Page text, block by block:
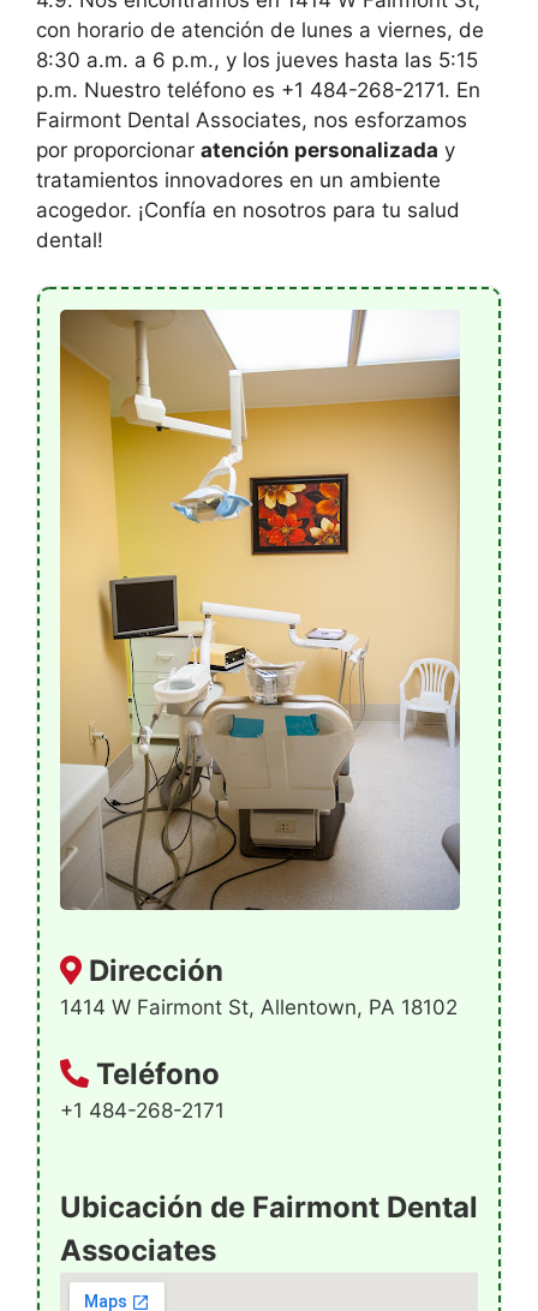
con horario de atención de lunes a viernes, de
8:30 a.m. a 6 p.m., y los jueves hasta las 5:15
p.m. Nuestro teléfono es +1 484-268-2171. En
Fairmont Dental Associates, nos esforzamos
por proporcionar atención personalizada y
tratamientos innovadores en un ambiente
acogedor. ¡Confía en nosotros para tu salud
dental!
Dirección
1414 W Fairmont St, Allentown, PA 18102
Teléfono
+1 484-268-2171
Ubicación de Fairmont Dental
Associates